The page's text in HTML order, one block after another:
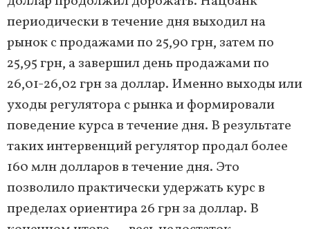
периодически в течение дня выходил на
рынок с продажами по 25,90 грн, затем по
25,95 грн, а завершил день продажами по
26,01-26,02 грн за доллар. Именно выходы или
уходы регулятора с рынка и формировали
поведение курса в течение дня. В результате
таких интервенций регулятор продал более
160 млн долларов в течение дня. Это
позволило практически удержать курс в
пределах ориентира 26 грн за доллар. В